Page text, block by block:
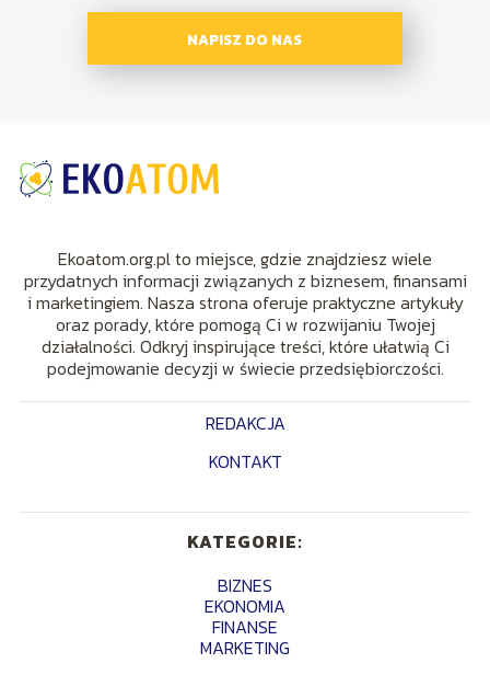
NAPISZ DO NAS
Ekoatom.org.pl to miejsce, gdzie znajdziesz wiele
przydatnych informacji związanych z biznesem, finansami
i marketingiem. Nasza strona oferuje praktyczne artykuły
oraz porady, które pomogą Ci w rozwijaniu Twojej
działalności. Odkryj inspirujące treści, które ułatwią Ci
podejmowanie decyzji w świecie przedsiębiorczości.
REDAKCJA
KONTAKT
KATEGORIE:
BIZNES
EKONOMIA
FINANSE
MARKETING